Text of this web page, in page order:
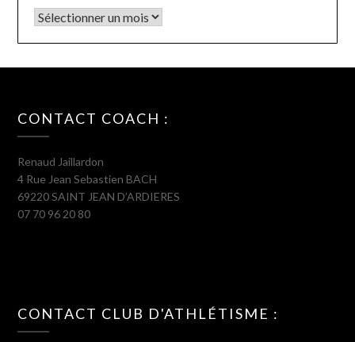
Archives
CONTACT COACH :
Renaud Jaillardon
4 Rue Jean Sebastien BACH
69220 SAINT JEAN D’ARDIERES
07 70 96 20 80
CONTACT CLUB D'ATHLÉTISME :